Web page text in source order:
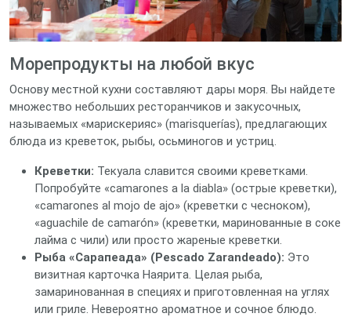
Морепродукты на любой вкус
Основу местной кухни составляют дары моря. Вы найдете
множество небольших ресторанчиков и закусочных,
называемых «марискерияс» (marisquerías), предлагающих
блюда из креветок, рыбы, осьминогов и устриц.
Креветки: Текуала славится своими креветками.
Попробуйте «camarones a la diabla» (острые креветки),
«camarones al mojo de ajo» (креветки с чесноком),
«aguachile de camarón» (креветки, маринованные в соке
лайма с чили) или просто жареные креветки.
Рыба «Сарапеада» (Pescado Zarandeado): Это
визитная карточка Наярита. Целая рыба,
замаринованная в специях и приготовленная на углях
или гриле. Невероятно ароматное и сочное блюдо.